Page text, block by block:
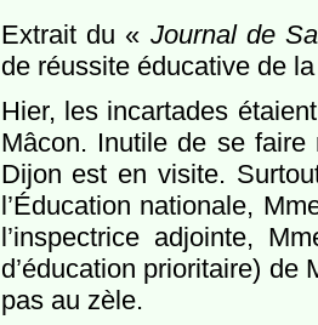
Extrait du « Journal de
de réussite éducative de
Hier, les incartades
Mâcon. Inutile de se faire
Dijon est en visite.
l’Éducation nationale,
l’inspectrice adjointe,
d’éducation prioritaire) de
pas au zèle.